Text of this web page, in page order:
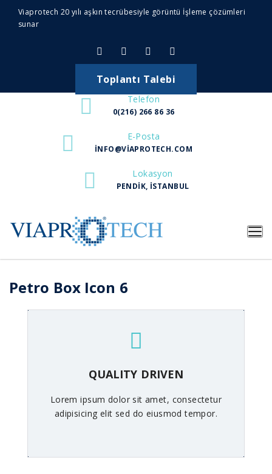
Viaprotech 20 yılı aşkın tecrübesiyle görüntü İşleme çözümleri
sunar
Toplantı Talebi
Telefon
0(216) 266 86 36
E-Posta
INFO@VIAPROTECH.COM
Lokasyon
PENDIK, İSTANBUL
Petro Box Icon 6
QUALITY DRIVEN
Lorem ipsum dolor sit amet, consectetur
adipisicing elit sed do eiusmod tempor.